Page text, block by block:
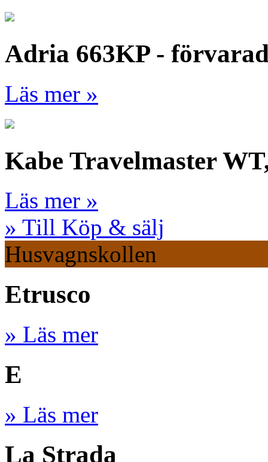
Adria 663KP -
Läs mer »
Kabe Travelmaster
Läs mer »
» Till Köp & sälj
Husvagnskollen
Etrusco
» Läs mer
E
» Läs mer
La Strada